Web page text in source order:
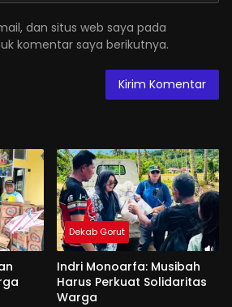
dan situs web saya pada
komentar saya berikutnya.
Dekab Gorut
Indri Monoarfa: Musibah
Harus Perkuat Solidaritas
Warga